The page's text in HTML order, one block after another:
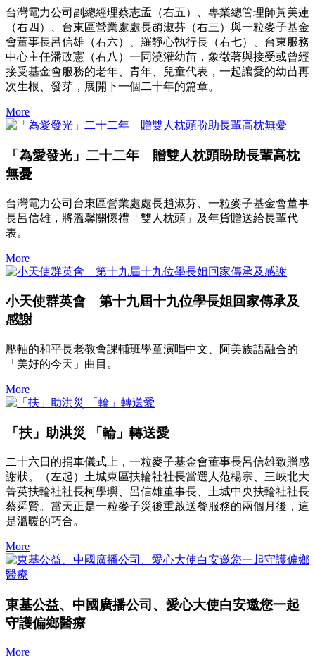
台灣電力公司副總經理蔡志孟（右五）、專業總管理師黃美蓮
（右四）、台東區營業處處長趙淑芬（右三）與一粒麥子基金
會董事長呂信雄（右六）、羅靜心執行長（右七）、台東服務
中心主任潘政憲（右八）一同澆灌幼苗，象徵著與接受或曾經
接受基金會服務的老年、青年、兒童代表，一起讓愛的幼苗再
次生根、發芽，展開下一個二十年的篇章。
More
「為愛發光」二十二年 贈雙人枕頭盼助長輩高枕
無憂
台灣電力公司台東區營業處處長趙淑芬、一粒麥子基金會董事
長呂信雄，將溫馨關懷禮「雙人枕頭」及年貨贈送給長輩代
表。
More
小天使群英會 第十九屆十九位學長姐回家傳承及
感謝
壓軸的和平長老教會課輔班學童演唱中文、阿美族語融合的
「美好的今天」曲目。
More
「扶」助洪災 「輪」轉送愛
二十六日的捐車儀式上，一粒麥子基金會董事長呂信雄致贈感
謝狀。（左起）土城東區扶輪社社長當選人范楊宗、三峽北大
菁英扶輪社社長柯學璵、呂信雄董事長、土城中央扶輪社社長
蔡舜賢。當天正是一粒麥子災後重啟送餐服務的兩個月後，這
是溫暖的巧合。
More
東基公益、中國廣播公司、愛心大使白安邀您一起
守護偏鄉醫療
More